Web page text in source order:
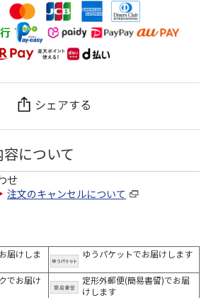
シェアする
について
せ
注文のキャンセルについて
届けしま
ゆうパケットでお届けします
でお届け
定形外郵便(簡易書留)でお届
けします